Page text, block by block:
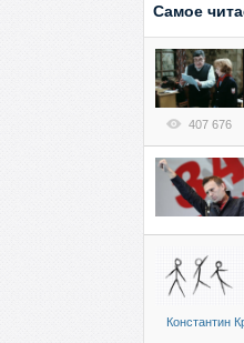
Самое
407 676
Константин